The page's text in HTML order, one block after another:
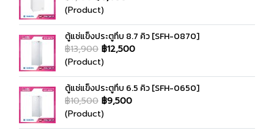
(Product)
ตู้แช่แข็งประตูทึบ 8.7 คิว [SFH-0870]
฿13,900 ฿12,500
(Product)
ตู้แช่แข็งประตูทึบ 6.5 คิว [SFH-0650]
฿10,500 ฿9,500
(Product)